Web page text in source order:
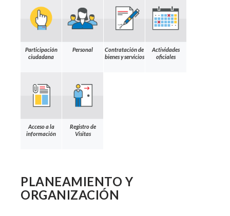
Participación
ciudadana
Personal
Contratación de
bienes y servicios
Actividades
oficiales
Acceso a la
información
Registro de
Visitas
PLANEAMIENTO Y
ORGANIZACIÓN